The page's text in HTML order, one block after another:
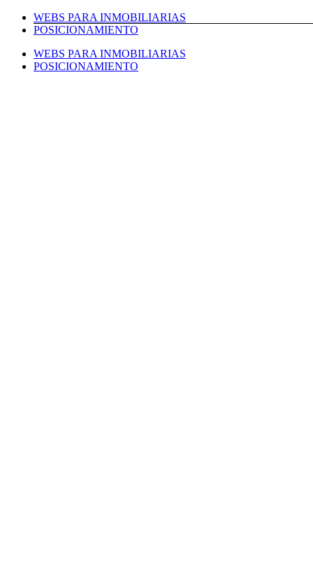
Saltar
WEBS PARA INMOBILIARIAS
POSICIONAMIENTO
WEBS PARA INMOBILIARIAS
POSICIONAMIENTO